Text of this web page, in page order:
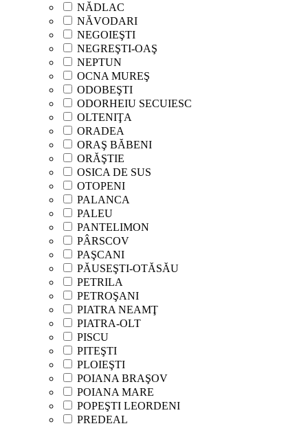
NĂDLAC
NĂVODARI
NEGOIEŞTI
NEGREŞTI-OAŞ
NEPTUN
OCNA MUREŞ
ODOBEŞTI
ODORHEIU SECUIESC
OLTENIŢA
ORADEA
ORAŞ BĂBENI
ORĂŞTIE
OSICA DE SUS
OTOPENI
PALANCA
PALEU
PANTELIMON
PÂRSCOV
PAŞCANI
PĂUSEŞTI-OTĂSĂU
PETRILA
PETROŞANI
PIATRA NEAMŢ
PIATRA-OLT
PISCU
PITEŞTI
PLOIEŞTI
POIANA BRAŞOV
POIANA MARE
POPEŞTI LEORDENI
PREDEAL